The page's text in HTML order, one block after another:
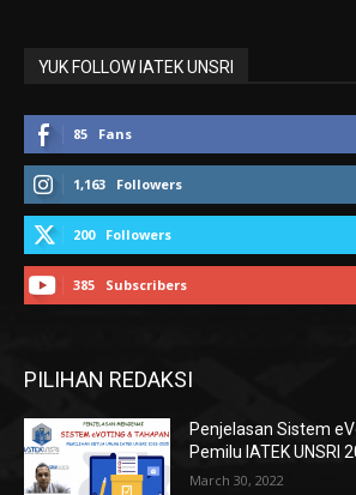
YUK FOLLOW IATEK UNSRI
85 Fans
1,163 Followers
200 Followers
385 Subscribers
PILIHAN REDAKSI
Penjelasan Sistem
Pemilu IATEK UNSRI
March 30, 2022